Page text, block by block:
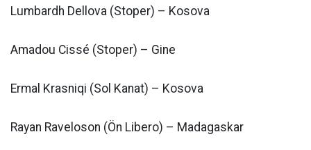
Lumbardh Dellova (Stoper) – Kosova
Amadou Cissé (Stoper) – Gine
Ermal Krasniqi (Sol Kanat) – Kosova
Rayan Raveloson (Ön Libero) – Madagaskar